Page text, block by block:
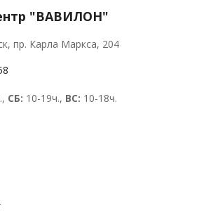
"ВАВИЛОН"
пр. Карла Маркса, 204
СБ: 10-19ч., ВС: 10-18ч.